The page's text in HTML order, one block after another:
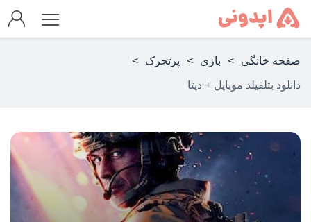
صفحه خانگی > بازی > پرتحرک >
دانلود بتلفیلد موبایل + دیتا